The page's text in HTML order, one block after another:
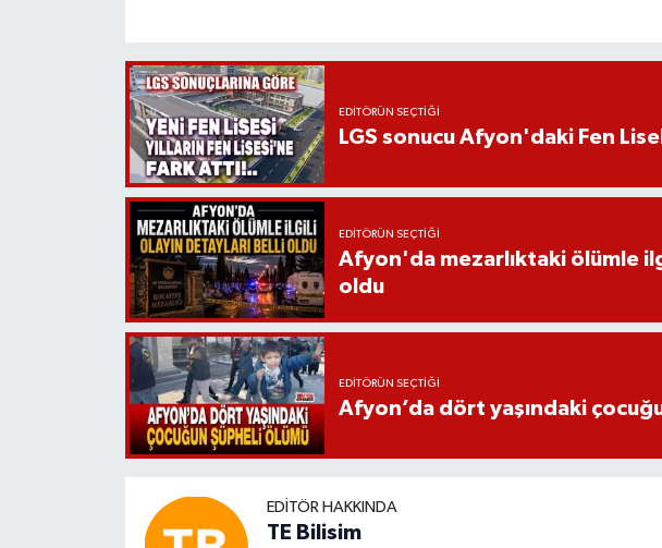
EDITÖRÜN SEÇTIĞI
LGS sonucu Afyon'daki Fen
EDITÖRÜN SEÇTIĞI
Afyon'da mezarlıktaki ölümle
oldu
EDITÖRÜN SEÇTIĞI
Afyon’da dört yaşındaki
EDITÖR HAKKINDA
TE Bilisim